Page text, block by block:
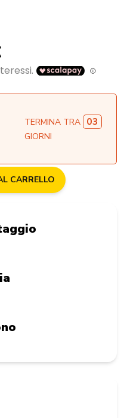
TERMINA TRA 03
GIORNI
CARRELLO